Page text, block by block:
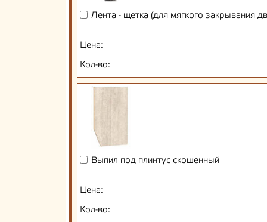
Лента - щетка (для мягкого закрывания
Цена:
Кол-во:
Выпил под плинтус скошенный
Цена:
Кол-во: